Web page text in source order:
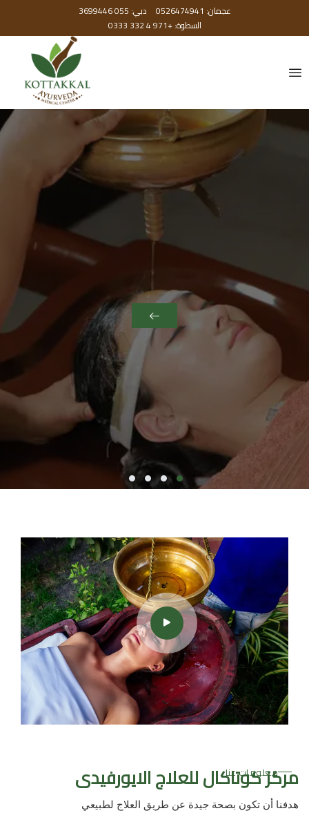
عجمان: 0526474941
دبي: 055 3699446
السطوة: +971 4 332 0333
1
2
3
4
معلومات عنا
مركز كوتاكال للعلاج الايورفيدى
هدفنا أن تكون بصحة جيدة عن طريق العلاج لطبيعي